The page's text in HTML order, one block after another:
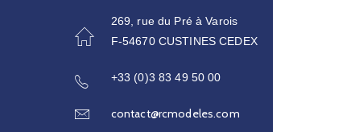
269, rue du Pré à Varois
F-54670 CUSTINES CEDEX
+33 (0)3 83 49 50 00
contact@rcmodeles.com